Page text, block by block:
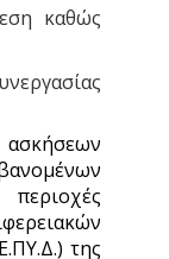
καθώς
της